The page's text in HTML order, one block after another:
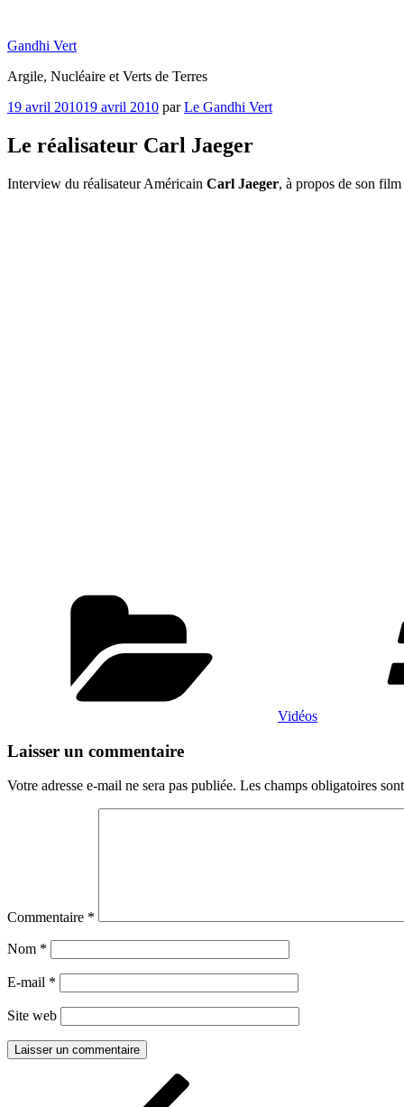
contenu
Gandhi Vert
Argile, Nucléaire et Verts de Terres
Publié
19 avril 201019 avril 2010 parLe Gandhi Vert
Le réalisateur Carl Jaeger
Interview du réalisateur Américain Carl Jaeger, à propos de son film
Vidéos
Laisser un commentaire
Votre adresse e-mail ne sera pas publiée. Les champs obligatoires
Commentaire *
Nom *
E-mail *
Site web